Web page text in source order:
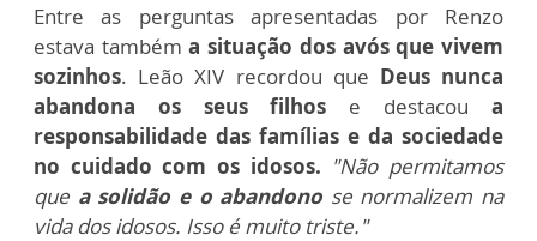
Entre as perguntas apresentadas por Renzo
estava tambéma situação dos avós que vivem
sozinhos. Leão XIV recordou que Deus nunca
abandona os seus filhos e destacou a
responsabilidade das famílias e da sociedade
no cuidado com os idosos. "Não permitamos
que a solidão e o abandono se normalizem na
vida dos idosos. Isso é muito triste."